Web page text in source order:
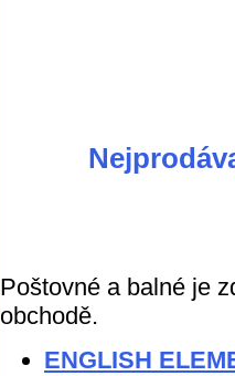
Poštovné a balné je
obchodě.
ENGLISH